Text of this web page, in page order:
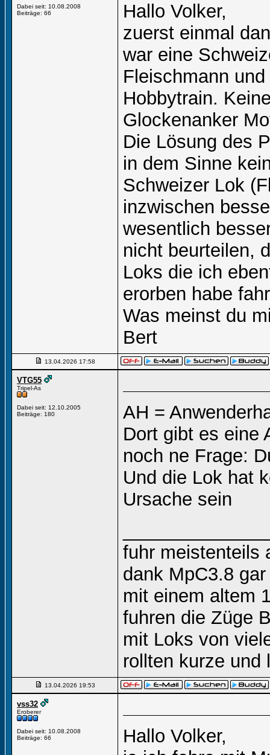
Dabei seit: 10.08.2008
Beiträge: 66
Hallo Volker,
zuerst einmal
war eine
Fleischmann
Hobbytrain.
Glockenanker
Die Lösung des
in dem Sinne
Schweizer Lok
inzwischen
wesentlich
nicht beurteilen,
Loks die ich
erorben habe
Was meinst du
Bert
13.04.2026 17:58
VTG55
Tripel-As
Dabei seit: 12.10.2005
Beiträge: 180
AH =
Dort gibt es eine
noch ne Frage:
Und die Lok hat
Ursache sein
fuhr meistenteils
dank MpC3.8
mit einem altem
fuhren die Züge
mit Loks von
rollten kurze und
13.04.2026 19:53
vss32
Eroberer
Dabei seit: 10.08.2008
Beiträge: 66
Hallo Volker,